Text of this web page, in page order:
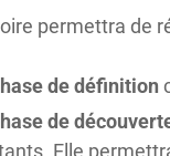
permettra de
de définition
de
Elle